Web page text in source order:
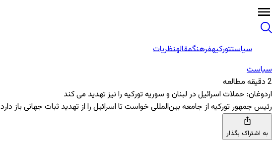
سیاستتورکیهفرهنگمقالهنظریات
سیاست
2 دقیقه مطالعه
اردوغان: حملات اسرائیل در لبنان و سوریه تورکیه را نیز تهدید می ‌کند
رئیس ‌جمهور تورکیه از جامعه بین‌المللی خواست تا اسرائیل را از تهدید ثبات جهانی باز دارد
به اشتراک بگذار